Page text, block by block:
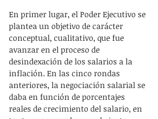
En primer lugar, el Poder Ejecutivo se
plantea un objetivo de carácter
conceptual, cualitativo, que fue
avanzar en el proceso de
desindexación de los salarios a la
inflación. En las cinco rondas
anteriores, la negociación salarial se
daba en función de porcentajes
reales de crecimiento del salario, en